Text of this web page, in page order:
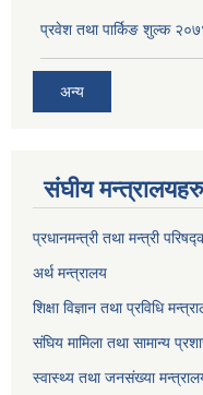
प्रवेश तथा पार्किङ शुल्क
अन्य
संघीय
प्रधानमन्त्री तथा मन्त्री
अर्थ मन्त्रालय
शिक्षा विज्ञान तथा प्रविधि
संघिय मामिला तथा सामान्य
स्वास्थ्य तथा जनसंख्या